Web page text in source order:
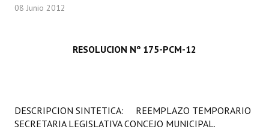
Comisiones Especiales
Constitución Nacional
08 Junio 2012
RESOLUCION Nº 175-PCM-12
DESCRIPCION SINTETICA: REEMPLAZO TEMPORARIO
SECRETARIA LEGISLATIVA CONCEJO MUNICIPAL.